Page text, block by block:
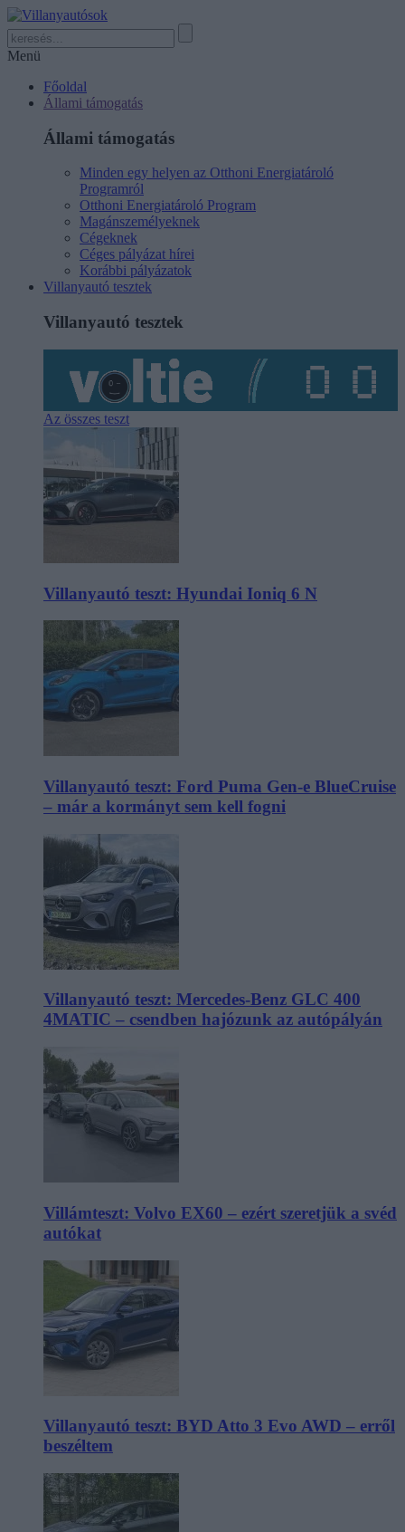
Menü
Főoldal
Állami támogatás
Állami támogatás
Minden egy helyen az Otthoni Energiatároló
Programról
Otthoni Energiatároló Program
Magánszemélyeknek
Cégeknek
Céges pályázat hírei
Korábbi pályázatok
Villanyautó tesztek
Villanyautó tesztek
Az összes teszt
Villanyautó teszt: Hyundai Ioniq 6 N
Villanyautó teszt: Ford Puma Gen-e BlueCruise
– már a kormányt sem kell fogni
Villanyautó teszt: Mercedes-Benz GLC 400
4MATIC – csendben hajózunk az autópályán
Villámteszt: Volvo EX60 – ezért szeretjük a svéd
autókat
Villanyautó teszt: BYD Atto 3 Evo AWD – erről
beszéltem